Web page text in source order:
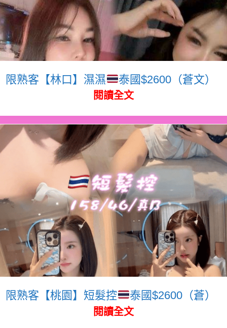
限熟客【林口】濕濕 泰國$2600（蒼文）
閱讀全文
限熟客【桃園】短髮控 泰國$2600（蒼）
閱讀全文